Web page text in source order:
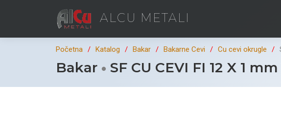
ALCU METALI
Početna Katalog Bakar Bakarne Cevi Cu cevi okrugle
Bakar SF CU CEVI FI 12 X 1